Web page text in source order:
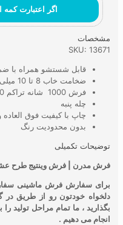
35
اگر اعتبارت کمه
مشخصات
SKU: 13671
قابل شستشو همراه با
ضخامت خاب 8 تا 10 میلی متر
فرش 1000 شانه تراکم 3000
چله پنبه
چاپ با کیفیت فوق العاده
بدون محدودیت رنگ
توضیحات تکمیلی
فرش مدرن | فرش وینتیج طرح
برای سفارش فرش ماشینی
دلخواه خودتون رو از طریق در
بگذارید ، ما تمام مراحل
انجام می دهیم .